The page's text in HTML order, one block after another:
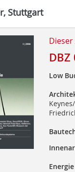
Stuttgart
Low